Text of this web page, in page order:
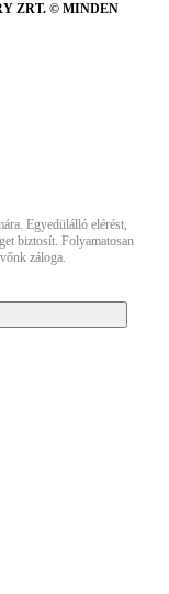
ZRT. © MINDEN
Egyedülálló elérést,
biztosít. Folyamatosan
záloga.